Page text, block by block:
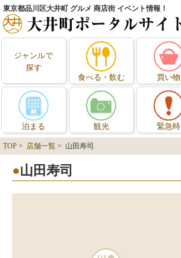
東京都品川区大井町 グルメ 商店街 イベント情報！
ジャンルで
探す
食べる・飲む
買い物
泊まる 観光 緊急時
TOP > 店舗一覧 > 山田寿司
山田寿司